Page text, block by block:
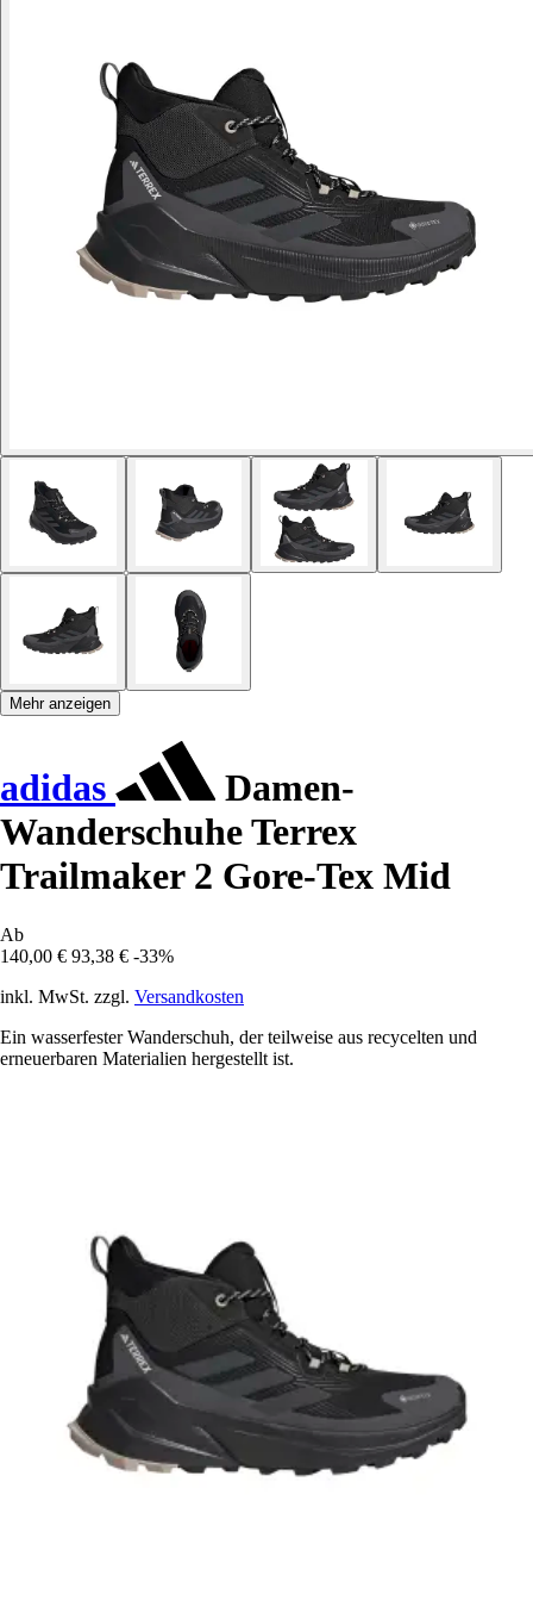
Mehr anzeigen
adidas
Damen-
Wanderschuhe Terrex
Trailmaker 2 Gore-Tex Mid
Ab
140,00 € 93,38 € -33%
inkl. MwSt. zzgl. Versandkosten
Ein wasserfester Wanderschuh, der teilweise aus recycelten und
erneuerbaren Materialien hergestellt ist.